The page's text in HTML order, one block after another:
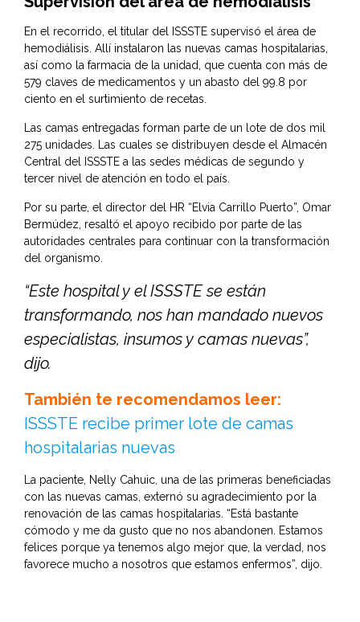
En el recorrido, el titular del ISSSTE supervisó el área de
hemodiálisis. Allí instalaron las nuevas camas hospitalarias,
así como la farmacia de la unidad, que cuenta con más de
579 claves de medicamentos y un abasto del 99.8 por
ciento en el surtimiento de recetas.
Las camas entregadas forman parte de un lote de dos mil
275 unidades. Las cuales se distribuyen desde el Almacén
Central del ISSSTE a las sedes médicas de segundo y
tercer nivel de atención en todo el país.
Por su parte, el director del HR “Elvia Carrillo Puerto”, Omar
Bermúdez, resaltó el apoyo recibido por parte de las
autoridades centrales para continuar con la transformación
del organismo.
“Este hospital y el ISSSTE se están
transformando, nos han mandado nuevos
especialistas, insumos y camas nuevas”,
dijo.
También te recomendamos leer:
ISSSTE recibe primer lote de camas
hospitalarias nuevas
La paciente, Nelly Cahuic, una de las primeras beneficiadas
con las nuevas camas, externó su agradecimiento por la
renovación de las camas hospitalarias. “Está bastante
cómodo y me da gusto que no nos abandonen. Estamos
felices porque ya tenemos algo mejor que, la verdad, nos
favorece mucho a nosotros que estamos enfermos”, dijo.